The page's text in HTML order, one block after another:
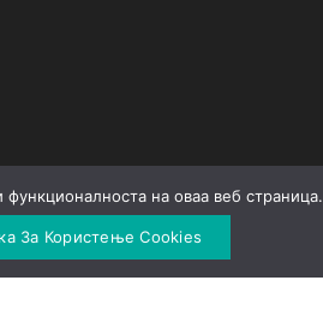
на оваа веб страница.
За Користење Cookies